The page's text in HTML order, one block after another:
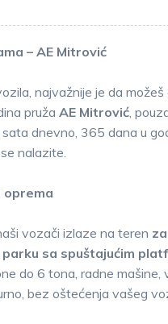
– AE Mitrović
najvažnije je da možeš
pruža AE Mitrović,
dnevno, 365 dana u
nalazite.
oprema
vozači izlaze na teren
sa spuštajućim
do 6 tona, radne mašine,
bez oštećenja vašeg